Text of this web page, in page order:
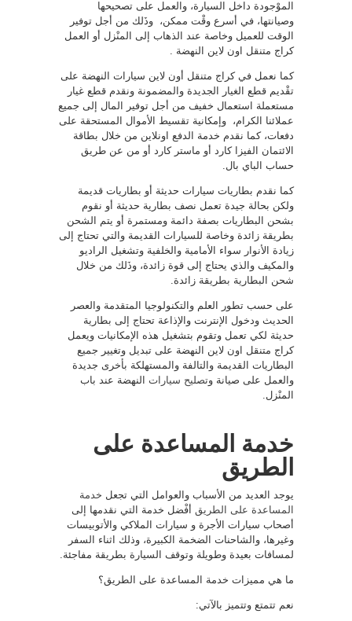
الموْجودة داخل السيارة، والعمل على تصحيحها
وصيانتها، في أسرع وقْت ممكن، وذَلك من أجل توفير
الوقت للعميل وخاصة عند الذهاب إلى المنْزل أو العمل
كراج متنقل اون لاين النهضة .
كما نعمل في كراج متنقل أون لاين سيارات النهضة على
تقْديم قطع الغيار الجديدة والمضمونة ونقدم قطع غيار
مستعملة استعمال خفيف من أجل توفير المال إلى جميع
عملائنا الكرام، وإمكانية تقسيط الأموال المستحقة على
دفعات، كما نقدم خدمة الدفع اونلاين من خلال بطاقة
الائتمان الفيزا كارد أو ماستر كارد أو من عن طريق
حساب الباي بال.
كما نقدم بطاريات سيارات حديثة أو بطاريات قديمة
ولكن بحالة جيدة تعمل نصف بطارية حديثة أو نقوم
بشحن البطاريات بصفة دائمة ومستمرة أو يتم الشحن
بطريقة زائدة وخاصة للسيارات القديمة والتي تحتاج إلى
زيادة الأنوار سواء الأمامية والخلفية وتشغيل الراديو
والمكيف والذي يحتاج إلى قوة زائدة، وذَلك من خلال
شحن البطارية بطريقة زائدة.
على حسب تطور العلم والتكنولوجيا المتقدمة والعصر
الحديث ودخول الإنترنت والإذاعة تحتاج إلى بطارية
حديثة لكي تعمل وتقوم بتشغيل هذه الإمكانيات ويعمل
كراج متنقل اون لاين النهضة على تبديل وتغيير جميع
البطاريات القديمة والتالفة والمستهلكة بأخرى جديدة
والعمل على صيانة وتصليح سيارات النهضة عند باب
المنْزل.
خدمة المساعدة على
الطريق
يوجد العديد من الأسباب والعوامل التي تجعل خدمة
المساعدة على الطريق أفْضل خدمة التي نقدمها إلى
أصحاب سيارات الأجرة و سيارات الملاكي والأتوبيسات
وغيرها، والشاحنات الضخمة الكبيرة، وذلك اثناء السفر
لمسافات بعيدة وطويلة وتوقف السيارة بطريقة مفاجئة.
ما هي مميزات خدمة المساعدة على الطريق؟
نعم تتمتع وتتميز بالآتي: